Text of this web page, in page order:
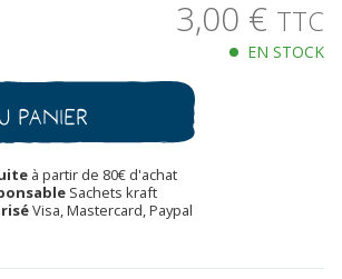
3,00 € TTC
EN STOCK
panier
à partir de 80€ d'achat
Sachets kraft
Visa, Mastercard, Paypal